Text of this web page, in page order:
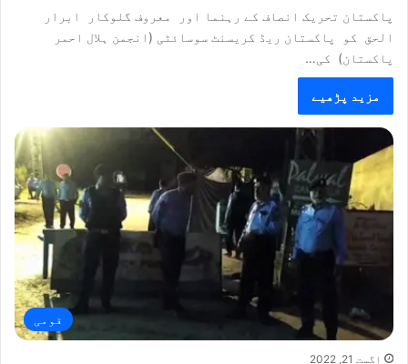
پاکستان تحریک انصاف کے رہنما اور معروف گلوکار ابرار
الحق کو پاکستان ریڈ کریسنٹ سوسائٹی (انجمن ہلال احمر
پاکستان) کی…
مزید پڑھیے
قومی
اگست 21, 2022